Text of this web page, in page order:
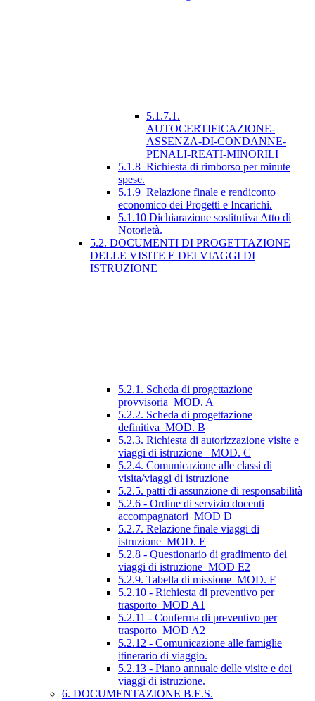
5.1.7.1.
AUTOCERTIFICAZIONE-
ASSENZA-DI-CONDANNE-
PENALI-REATI-MINORILI
5.1.8_Richiesta di rimborso per minute
spese.
5.1.9_Relazione finale e rendiconto
economico dei Progetti e Incarichi.
5.1.10 Dichiarazione sostitutiva Atto di
Notorietà.
5.2. DOCUMENTI DI PROGETTAZIONE
DELLE VISITE E DEI VIAGGI DI
ISTRUZIONE
5.2.1. Scheda di progettazione
provvisoria_MOD. A
5.2.2. Scheda di progettazione
definitiva_MOD. B
5.2.3. Richiesta di autorizzazione visite e
viaggi di istruzione_ MOD. C
5.2.4. Comunicazione alle classi di
visita/viaggi di istruzione
5.2.5. patti di assunzione di responsabilità
5.2.6 - Ordine di servizio docenti
accompagnatori_MOD D
5.2.7. Relazione finale viaggi di
istruzione_MOD. E
5.2.8 - Questionario di gradimento dei
viaggi di istruzione_MOD E2
5.2.9. Tabella di missione_MOD. F
5.2.10 - Richiesta di preventivo per
trasporto_MOD A1
5.2.11 - Conferma di preventivo per
trasporto_MOD A2
5.2.12 - Comunicazione alle famiglie
itinerario di viaggio.
5.2.13 - Piano annuale delle visite e dei
viaggi di istruzione.
6. DOCUMENTAZIONE B.E.S.